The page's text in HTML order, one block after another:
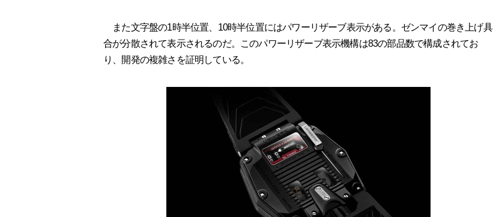
また文字盤の1時半位置、10時半位置にはパワーリザーブ表示がある。ゼンマイの巻き上げ具
合が分散されて表示されるのだ。このパワーリザーブ表示機構は83の部品数で構成されてお
り、開発の複雑さを証明している。